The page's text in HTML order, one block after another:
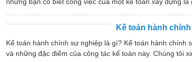
Kế toán hành
Kế toán hành chính sự nghiệp là gì? Kế toán hành
và những đặc điểm của công tác kế toán này. Chúng tôi